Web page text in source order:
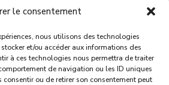
le consentement
nous utilisons des technologies
et/ou accéder aux informations des
à ces technologies nous permettra de traiter
de navigation ou les ID uniques
consentir ou de retirer son consentement peut
INSCRIPTION